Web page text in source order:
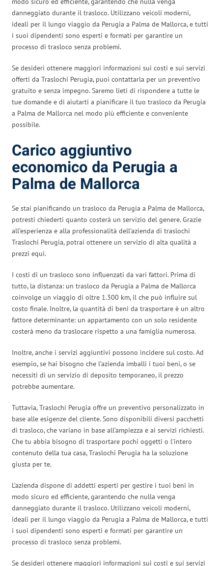
danneggiato durante il trasloco. Utilizzano veicoli moderni,
ideali per il lungo viaggio da Perugia a Palma de Mallorca, e tutti
i suoi dipendenti sono esperti e formati per garantire un
processo di trasloco senza problemi.
Se desideri ottenere maggiori informazioni sui costi e sui servizi
offerti da Traslochi Perugia, puoi contattarla per un preventivo
gratuito e senza impegno. Saremo lieti di rispondere a tutte le
tue domande e di aiutarti a pianificare il tuo trasloco da Perugia
a Palma de Mallorca nel modo più efficiente e conveniente
possibile.
Carico aggiuntivo
economico da Perugia a
Palma de Mallorca
Se stai pianificando un trasloco da Perugia a Palma de Mallorca,
potresti chiederti quanto costerà un servizio del genere. Grazie
all’esperienza e alla professionalità dell’azienda di traslochi
Traslochi Perugia, potrai ottenere un servizio di alta qualità a
prezzi equi.
I costi di un trasloco sono influenzati da vari fattori. Prima di
tutto, la distanza: un trasloco da Perugia a Palma de Mallorca
coinvolge un viaggio di oltre 1.300 km, il che può influire sul
costo finale. Inoltre, la quantità di beni da trasportare è un altro
fattore determinante: un appartamento con un solo residente
costerà meno da traslocare rispetto a una famiglia numerosa.
Inoltre, anche i servizi aggiuntivi possono incidere sul costo. Ad
esempio, se hai bisogno che l’azienda imballi i tuoi beni, o se
necessiti di un servizio di deposito temporaneo, il prezzo
potrebbe aumentare.
Tuttavia, Traslochi Perugia offre un preventivo personalizzato in
base alle esigenze del cliente. Sono disponibili diversi pacchetti
di trasloco, che variano in base all’ampiezza e ai servizi richiesti.
Che tu abbia bisogno di trasportare pochi oggetti o l’intero
contenuto della tua casa, Traslochi Perugia ha la soluzione
giusta per te.
L’azienda dispone di addetti esperti per gestire i tuoi beni in
modo sicuro ed efficiente, garantendo che nulla venga
danneggiato durante il trasloco. Utilizzano veicoli moderni,
ideali per il lungo viaggio da Perugia a Palma de Mallorca, e tutti
i suoi dipendenti sono esperti e formati per garantire un
processo di trasloco senza problemi.
Se desideri ottenere maggiori informazioni sui costi e sui servizi